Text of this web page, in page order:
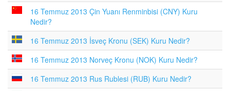
16 Temmuz 2013 Çin Yuanı Renminbisi (CNY) Kuru
Nedir?
16 Temmuz 2013 İsveç Kronu (SEK) Kuru Nedir?
16 Temmuz 2013 Norveç Kronu (NOK) Kuru Nedir?
16 Temmuz 2013 Rus Rublesi (RUB) Kuru Nedir?